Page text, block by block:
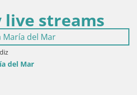
live streams